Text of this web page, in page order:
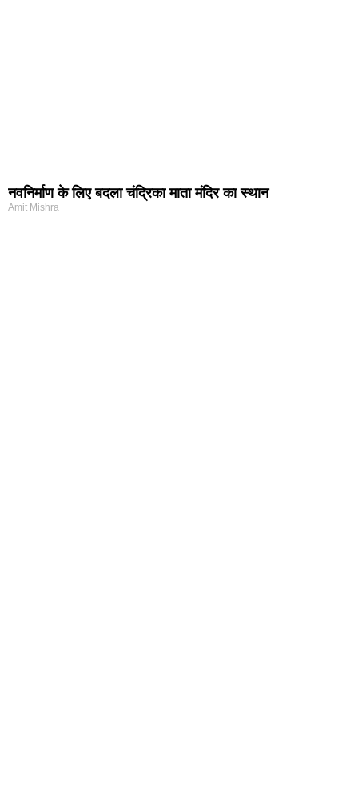
नवनिर्माण के लिए बदला चंद्रिका माता मंदिर का स्थान
Amit Mishra